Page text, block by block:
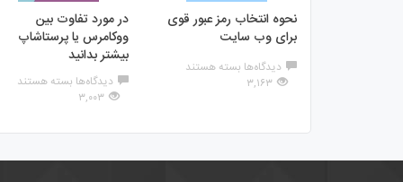
نحوه انتخاب رمز عبور قوی
برای وب سایت
دیدگاه‌ها برای
برای
بسته هستند
۳,۱۶۳
در مورد تفاوت بین
ووکامرس یا پرستاشاپ
بیشتر بدانید
دیدگاه‌ها برای
ووکامرس
بسته هستند
۳,۰۰۳